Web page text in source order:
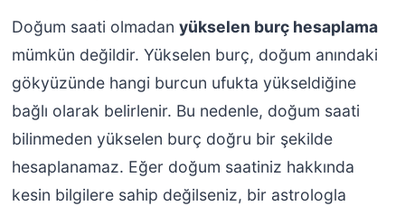
Doğum saati olmadan yükselen burç hesaplama
mümkün değildir. Yükselen burç, doğum anındaki
gökyüzünde hangi burcun ufukta yükseldiğine
bağlı olarak belirlenir. Bu nedenle, doğum saati
bilinmeden yükselen burç doğru bir şekilde
hesaplanamaz. Eğer doğum saatiniz hakkında
kesin bilgilere sahip değilseniz, bir astrologla